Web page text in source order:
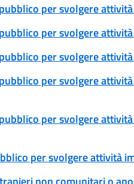
per svolgere
per svolgere
per svolgere
per svolgere
per svolgere
per svolgere attività